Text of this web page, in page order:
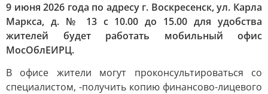
9 июня 2026 года по адресу г. Воскресенск, ул. Карла
Маркса, д. № 13 с 10.00 до 15.00 для удобства
жителей будет работать мобильный офис
МосОблЕИРЦ.
В офисе жители могут проконсультироваться со
специалистом, -получить копию финансово-лицевого